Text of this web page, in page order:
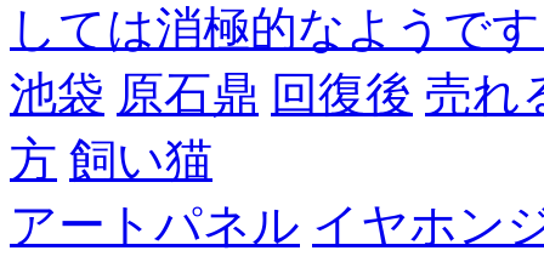
しては消極的なようで
池袋 原石鼎 回復後 売れ
方 飼い猫
アートパネル イヤホン